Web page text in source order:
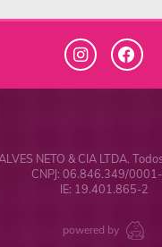
NETO & CIA LTDA.
CNPJ: 06.846.349/
IE: 19.401.865-2
powered by